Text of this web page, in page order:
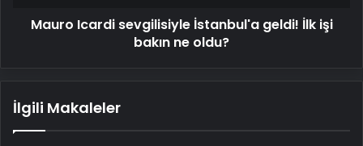
oldu?Mauro Icardi sevgilisiyle İstanbul'a geldi! İlk işi
bakın ne oldu?
İlgili Makaleler